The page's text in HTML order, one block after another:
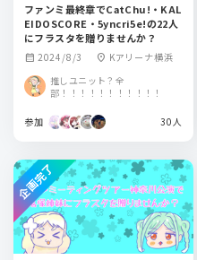
ファンミ最終章でCatChu!・KAL
EIDOSCORE・5yncri5e!の22人
にフラスタを贈りませんか？
calendar_month 2024/8/3 location_on Kアリーナ横浜
推しユニット？全
部！！！！！！！！！！！
参加 30人
企画完了